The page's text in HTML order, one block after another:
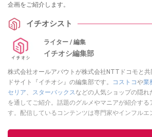
企画をご紹介します。
イチオシスト
ライター / 編集
イチオシ編集部
株式会社オールアバウトが株式会社NTTドコモと
ドサイト『イチオシ』の編集部です。
コストコや業
セリア、 スターバックスなどの人気ショップの隠
を通してご紹介。話題のグルメやマニアが紹介す
す。配信しているコンテンツは専門家やインフルエ
ニュースでフォロー